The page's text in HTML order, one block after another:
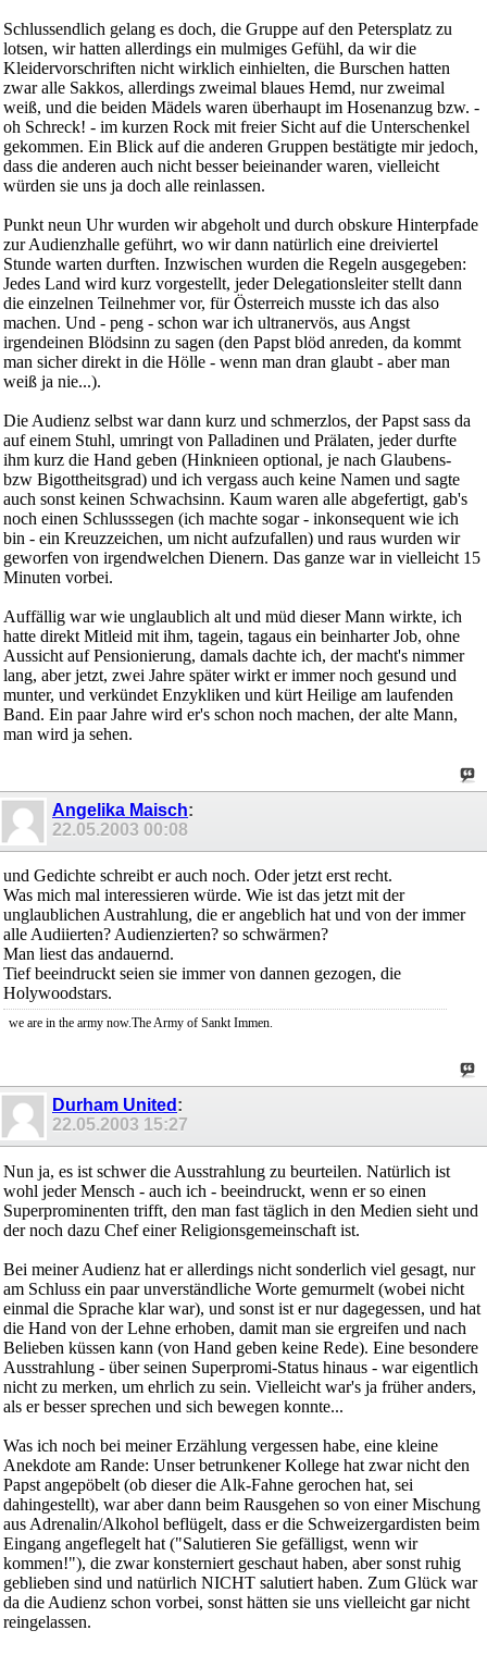
Schlussendlich gelang es doch, die Gruppe auf den Petersplatz zu
lotsen, wir hatten allerdings ein mulmiges Gefühl, da wir die
Kleidervorschriften nicht wirklich einhielten, die Burschen hatten
zwar alle Sakkos, allerdings zweimal blaues Hemd, nur zweimal
weiß, und die beiden Mädels waren überhaupt im Hosenanzug bzw. -
oh Schreck! - im kurzen Rock mit freier Sicht auf die Unterschenkel
gekommen. Ein Blick auf die anderen Gruppen bestätigte mir jedoch,
dass die anderen auch nicht besser beieinander waren, vielleicht
würden sie uns ja doch alle reinlassen.
Punkt neun Uhr wurden wir abgeholt und durch obskure Hinterpfade
zur Audienzhalle geführt, wo wir dann natürlich eine dreiviertel
Stunde warten durften. Inzwischen wurden die Regeln ausgegeben:
Jedes Land wird kurz vorgestellt, jeder Delegationsleiter stellt dann
die einzelnen Teilnehmer vor, für Österreich musste ich das also
machen. Und - peng - schon war ich ultranervös, aus Angst
irgendeinen Blödsinn zu sagen (den Papst blöd anreden, da kommt
man sicher direkt in die Hölle - wenn man dran glaubt - aber man
weiß ja nie...).
Die Audienz selbst war dann kurz und schmerzlos, der Papst sass da
auf einem Stuhl, umringt von Palladinen und Prälaten, jeder durfte
ihm kurz die Hand geben (Hinknieen optional, je nach Glaubens-
bzw Bigottheitsgrad) und ich vergass auch keine Namen und sagte
auch sonst keinen Schwachsinn. Kaum waren alle abgefertigt, gab's
noch einen Schlusssegen (ich machte sogar - inkonsequent wie ich
bin - ein Kreuzzeichen, um nicht aufzufallen) und raus wurden wir
geworfen von irgendwelchen Dienern. Das ganze war in vielleicht 15
Minuten vorbei.
Auffällig war wie unglaublich alt und müd dieser Mann wirkte, ich
hatte direkt Mitleid mit ihm, tagein, tagaus ein beinharter Job, ohne
Aussicht auf Pensionierung, damals dachte ich, der macht's nimmer
lang, aber jetzt, zwei Jahre später wirkt er immer noch gesund und
munter, und verkündet Enzykliken und kürt Heilige am laufenden
Band. Ein paar Jahre wird er's schon noch machen, der alte Mann,
man wird ja sehen.
Angelika Maisch:
22.05.2003 00:08
und Gedichte schreibt er auch noch. Oder jetzt erst recht.
Was mich mal interessieren würde. Wie ist das jetzt mit der
unglaublichen Austrahlung, die er angeblich hat und von der immer
alle Audiierten? Audienzierten? so schwärmen?
Man liest das andauernd.
Tief beeindruckt seien sie immer von dannen gezogen, die
Holywoodstars.
we are in the army now.The Army of Sankt Immen.
Durham United :
22.05.2003 15:27
Nun ja, es ist schwer die Ausstrahlung zu beurteilen. Natürlich ist
wohl jeder Mensch - auch ich - beeindruckt, wenn er so einen
Superprominenten trifft, den man fast täglich in den Medien sieht und
der noch dazu Chef einer Religionsgemeinschaft ist.
Bei meiner Audienz hat er allerdings nicht sonderlich viel gesagt, nur
am Schluss ein paar unverständliche Worte gemurmelt (wobei nicht
einmal die Sprache klar war), und sonst ist er nur dagegessen, und hat
die Hand von der Lehne erhoben, damit man sie ergreifen und nach
Belieben küssen kann (von Hand geben keine Rede). Eine besondere
Ausstrahlung - über seinen Superpromi-Status hinaus - war eigentlich
nicht zu merken, um ehrlich zu sein. Vielleicht war's ja früher anders,
als er besser sprechen und sich bewegen konnte...
Was ich noch bei meiner Erzählung vergessen habe, eine kleine
Anekdote am Rande: Unser betrunkener Kollege hat zwar nicht den
Papst angepöbelt (ob dieser die Alk-Fahne gerochen hat, sei
dahingestellt), war aber dann beim Rausgehen so von einer Mischung
aus Adrenalin/Alkohol beflügelt, dass er die Schweizergardisten beim
Eingang angeflegelt hat ("Salutieren Sie gefälligst, wenn wir
kommen!"), die zwar konsterniert geschaut haben, aber sonst ruhig
geblieben sind und natürlich NICHT salutiert haben. Zum Glück war
da die Audienz schon vorbei, sonst hätten sie uns vielleicht gar nicht
reingelassen.